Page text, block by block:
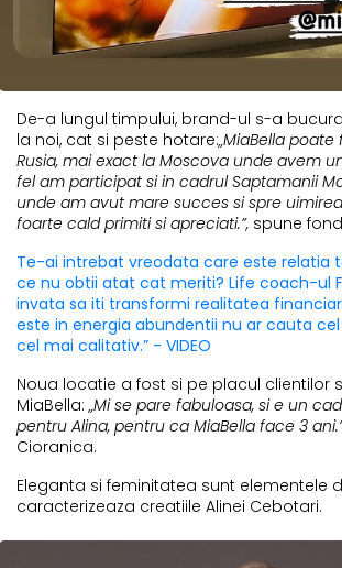
De-a lungul timpului, brand-ul s-a
la noi, cat si peste hotare:„MiaBella poate
Rusia, mai exact la Moscova unde avem
fel am participat si in cadrul Saptamanii
unde am avut mare succes si spre
foarte cald primiti si apreciati.”, spune
Te-ai intrebat vreodata care este relatia
ce nu obtii atat cat meriti? Life coach-ul
invata sa iti transformi realitatea
este in energia abundentii nu ar cauta
cel mai calitativ.” - VIDEO
Noua locatie a fost si pe placul clientilor
MiaBella:„Mi se pare fabuloasa, si e un
pentru Alina, pentru ca MiaBella face 3
Cioranica.
Eleganta si feminitatea sunt elementele
caracterizeaza creatiile Alinei Cebotari.